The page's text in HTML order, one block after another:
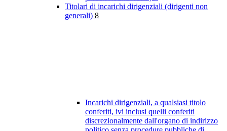
Titolari di incarichi dirigenziali (dirigenti non
generali) 8
Incarichi dirigenziali, a qualsiasi titolo
conferiti, ivi inclusi quelli conferiti
discrezionalmente dall'organo di indirizzo